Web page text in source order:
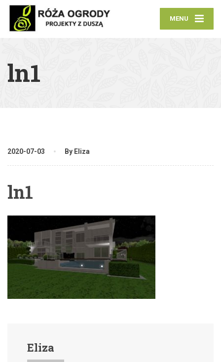
MENU
ln1
2020-07-03 By Eliza
ln1
Eliza